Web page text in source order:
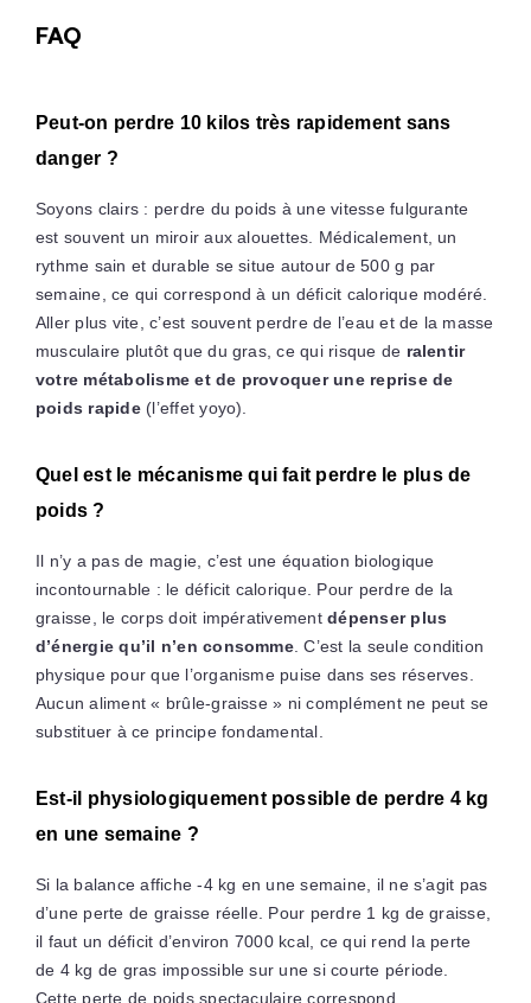
FAQ
Peut-on perdre 10 kilos très rapidement sans
danger ?
Soyons clairs : perdre du poids à une vitesse fulgurante
est souvent un miroir aux alouettes. Médicalement, un
rythme sain et durable se situe autour de 500 g par
semaine, ce qui correspond à un déficit calorique modéré.
Aller plus vite, c’est souvent perdre de l’eau et de la masse
musculaire plutôt que du gras, ce qui risque de ralentir
votre métabolisme et de provoquer une reprise de
poids rapide(l’effet yoyo).
Quel est le mécanisme qui fait perdre le plus de
poids ?
Il n’y a pas de magie, c’est une équation biologique
incontournable : le déficit calorique. Pour perdre de la
graisse, le corps doit impérativementdépenser plus
d’énergie qu’il n’en consomme. C’est la seule condition
physique pour que l’organisme puise dans ses réserves.
Aucun aliment « brûle-graisse » ni complément ne peut se
substituer à ce principe fondamental.
Est-il physiologiquement possible de perdre 4 kg
en une semaine ?
Si la balance affiche -4 kg en une semaine, il ne s’agit pas
d’une perte de graisse réelle. Pour perdre 1 kg de graisse,
il faut un déficit d’environ 7000 kcal, ce qui rend la perte
de 4 kg de gras impossible sur une si courte période.
Cette perte de poids spectaculaire correspond